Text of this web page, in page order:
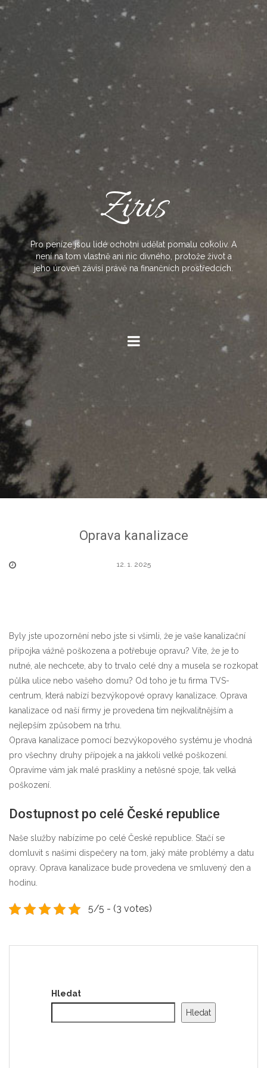
Skip
to
Ziris
Pro peníze jsou lidé ochotni udělat pomalu cokoliv. A
není na tom vlastně ani nic divného, protože život a
jeho úroveň závisí právě na finančních prostředcích.
Oprava kanalizace
12. 1. 2025
Byly jste upozornění nebo jste si všimli, že je vaše kanalizační
přípojka vážně poškozena a potřebuje opravu? Víte, že je to
nutné, ale nechcete, aby to trvalo celé dny a musela se rozkopat
půlka ulice nebo vašeho domu? Od toho je tu firma TVS-
centrum, která nabízí bezvýkopové opravy kanalizace. Oprava
kanalizace od naší firmy je provedena tím nejkvalitnějším a
nejlepším způsobem na trhu.
Oprava kanalizace pomocí bezvýkopového systému je vhodná
pro všechny druhy přípojek a na jakkoli velké poškození.
Opravíme vám jak malé praskliny a netěsné spoje, tak velká
poškození.
Dostupnost po celé České republice
Naše služby nabízíme po celé České republice. Stačí se
domluvit s našimi dispečery na tom, jaký máte problémy a datu
opravy. Oprava kanalizace bude provedena ve smluvený den a
hodinu.
5/5 - (3 votes)
Hledat
Hledat